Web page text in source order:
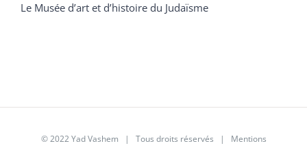
Le Musée d’art et d’histoire du Judaïsme
© 2022 Yad Vashem | Tous droits réservés | Mentions